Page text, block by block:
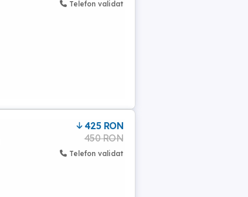
Telefon validat
425 RON
450 RON
Telefon validat